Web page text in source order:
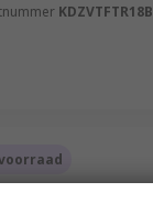
KDZVTFTR18B